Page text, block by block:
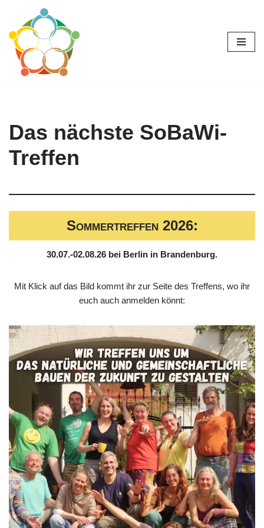
Zum
Inhalt
springen
Das nächste SoBaWi-
Treffen
Sommertreffen 2026:
30.07.-02.08.26 bei Berlin in Brandenburg.
Mit Klick auf das Bild kommt ihr zur Seite des Treffens, wo ihr
euch auch anmelden könnt: